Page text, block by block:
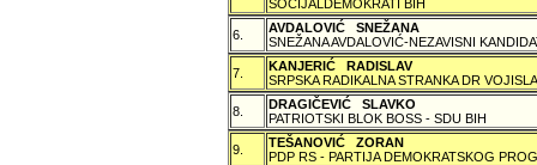
SOCIJALDEMOKRATI BIH
6.
AVDALOVIĆ SNEŽANA
SNEŽANA AVDALOVIĆ-NEZAVISNI
7.
KANJERIĆ RADISLAV
SRPSKA RADIKALNA STRANKA DR
8.
DRAGIČEVIĆ SLAVKO
PATRIOTSKI BLOK BOSS - SDU BIH
9.
TEŠANOVIĆ ZORAN
PDP RS - PARTIJA DEMOKRATSKOG